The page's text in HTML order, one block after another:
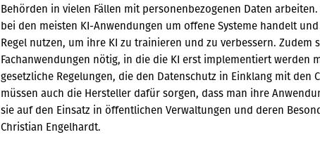
Behörden in vielen Fällen mit personenbezogenen Daten
bei den meisten KI-Anwendungen um offene Systeme handelt
Regel nutzen, um ihre KI zu trainieren und zu verbessern.
Fachanwendungen nötig, in die die KI erst implementiert werden
gesetzliche Regelungen, die den Datenschutz in Einklang mit den
müssen auch die Hersteller dafür sorgen, dass man ihre
sie auf den Einsatz in öffentlichen Verwaltungen und deren
Christian Engelhardt.